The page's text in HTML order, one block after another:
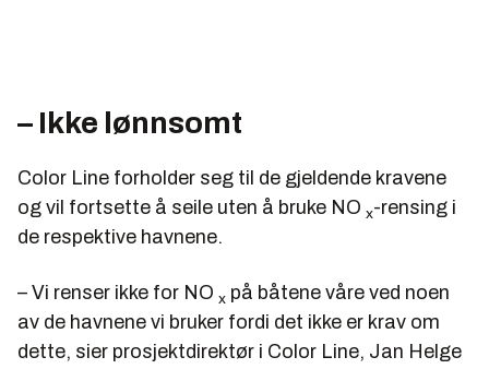
– Ikke lønnsomt
Color Line forholder seg til de gjeldende kravene
og vil fortsette å seile uten å bruke NO x-rensing i
de respektive havnene.
– Vi renser ikke for NO x på båtene våre ved noen
av de havnene vi bruker fordi det ikke er krav om
dette, sier prosjektdirektør i Color Line, Jan Helge